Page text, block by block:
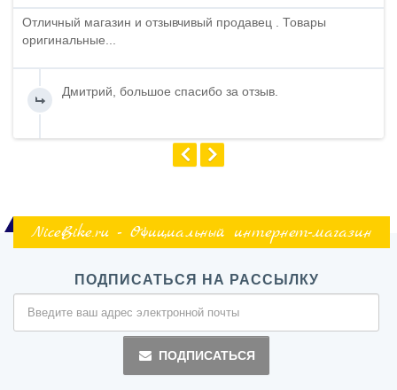
Отличный магазин и отзывчивый продавец . Товары
оригинальные...
Дмитрий, большое спасибо за отзыв.
NiceBike.ru - Официальный интернет-магазин
ПОДПИСАТЬСЯ НА РАССЫЛКУ
ПОДПИСАТЬСЯ